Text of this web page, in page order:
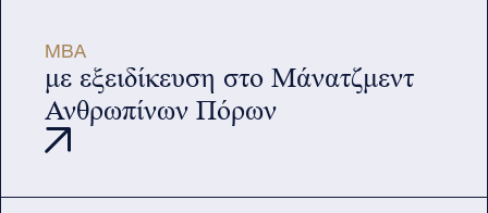
MBA
με εξειδίκευση στο Μάνατζμεντ
Ανθρωπίνων Πόρων